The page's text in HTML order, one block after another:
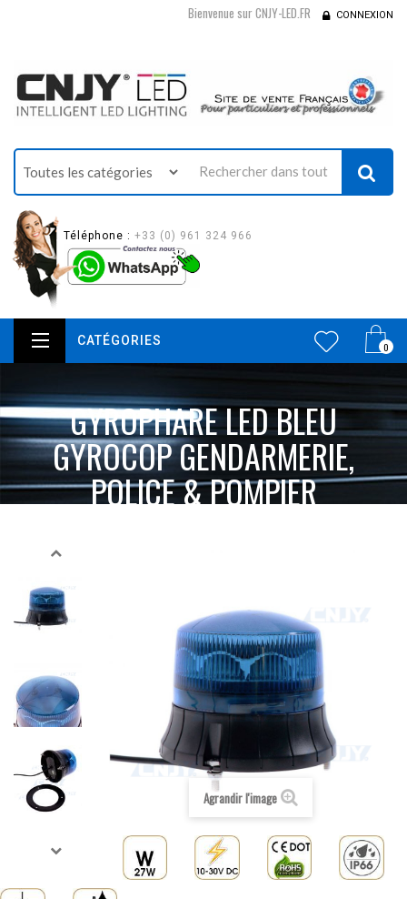
Bienvenue sur CNJY-LED.FR CONNEXION
Téléphone : +33 (0) 961 324 966
0
CATÉGORIES
GYROPHARE LED BLEU
GYROCOP GENDARMERIE,
POLICE & POMPIER
Agrandir l'image